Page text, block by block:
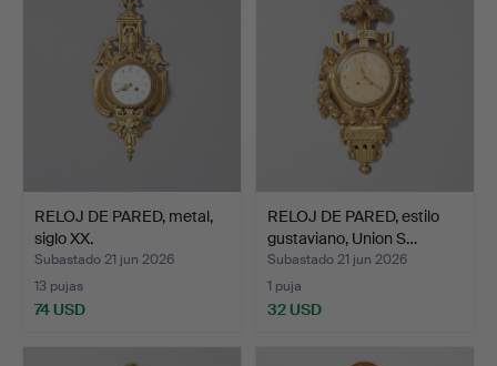
RELOJ DE PARED, metal,
siglo XX.
Subastado 21 jun 2026
13 pujas
74 USD
RELOJ DE PARED, estilo
gustaviano, Union S…
Subastado 21 jun 2026
1 puja
32 USD